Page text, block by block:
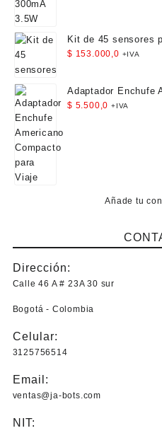
Kit de 45 sensores
$ 153.000,0 +IVA
Adaptador Enchufe
Viaje
$ 5.500,0 +IVA
Añade tu
Dirección:
Calle 46 A # 23A 30 sur
Bogotá - Colombia
Celular:
3125756514
Email:
ventas@ja-bots.com
NIT: